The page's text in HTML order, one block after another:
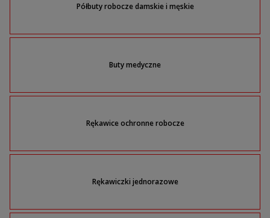
Półbuty robocze damskie i męskie
Buty medyczne
Rękawice ochronne robocze
Rękawiczki jednorazowe